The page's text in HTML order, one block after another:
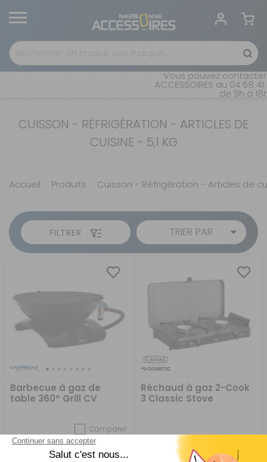
Vous pouvez contacter
ACCESSOIRES au 04 68
de 9h à
CUISSON - RÉFRIGÉRATION - ARTICLES DE
CUISINE - 5,1 KG
Accueil Produits Cuisson - Réfrigération - Articles de
FILTRER TRIER PAR
Barbecue à gaz de
table 360° Grill CV
Comparer
Campingaz
Réf : 016586 EN STOCK
Réchaud à gaz 2-Cook
3 Classic Stove
Réf : P974263 EN STOCK